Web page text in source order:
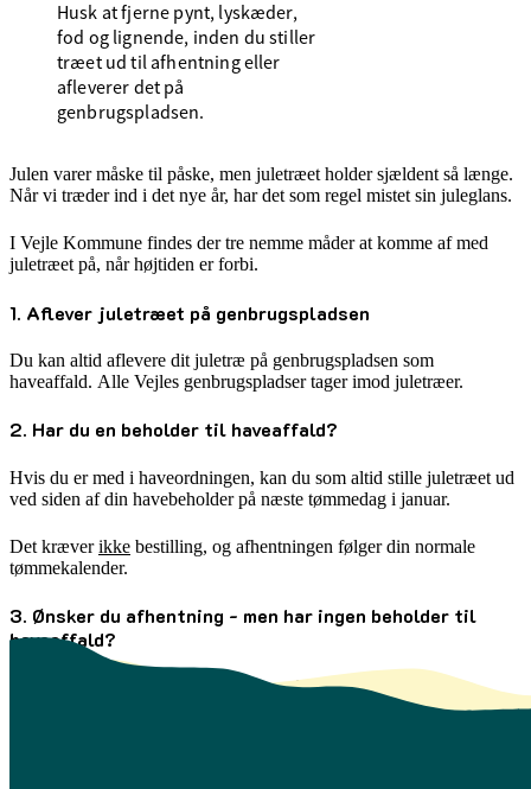
Husk at fjerne pynt, lyskæder,
fod og lignende, inden du stiller
træet ud til afhentning eller
afleverer det på
genbrugspladsen.
Julen varer måske til påske, men juletræet holder sjældent så længe.
Når vi træder ind i det nye år, har det som regel mistet sin juleglans.
I Vejle Kommune findes der tre nemme måder at komme af med
juletræet på, når højtiden er forbi.
1. Aflever juletræet på genbrugspladsen
Du kan altid aflevere dit juletræ på genbrugspladsen som
haveaffald. Alle Vejles genbrugspladser tager imod juletræer.
2. Har du en beholder til haveaffald?
Hvis du er med i haveordningen, kan du som altid stille juletræet ud
ved siden af din havebeholder på næste tømmedag i januar.
Det kræverikke bestilling, og afhentningen følger din normale
tømmekalender.
3. Ønsker du afhentning - men har ingen beholder til
haveaffald?
Hvis du ikke har en beholder til haveaffald, skal du bestille